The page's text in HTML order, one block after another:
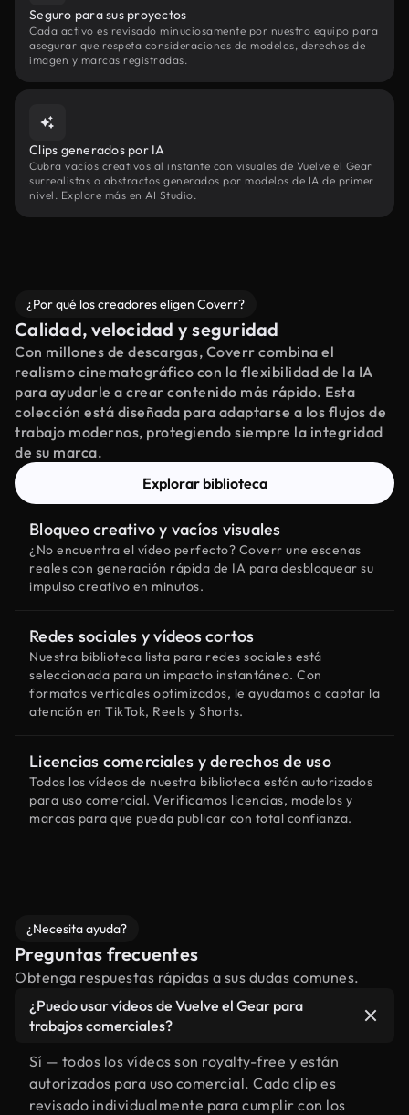
Seguro para sus proyectos
Cada activo es revisado minuciosamente por nuestro equipo para
asegurar que respeta consideraciones de modelos, derechos de
imagen y marcas registradas.
Clips generados por IA
Cubra vacíos creativos al instante con visuales de Vuelve el Gear
surrealistas o abstractos generados por modelos de IA de primer
nivel. Explore más en AI Studio.
¿Por qué los creadores eligen Coverr?
Calidad, velocidad y seguridad
Con millones de descargas, Coverr combina el
realismo cinematográfico con la flexibilidad de la IA
para ayudarle a crear contenido más rápido. Esta
colección está diseñada para adaptarse a los flujos de
trabajo modernos, protegiendo siempre la integridad
de su marca.
Explorar biblioteca
Bloqueo creativo y vacíos visuales
¿No encuentra el vídeo perfecto? Coverr une escenas
reales con generación rápida de IA para desbloquear su
impulso creativo en minutos.
Redes sociales y vídeos cortos
Nuestra biblioteca lista para redes sociales está
seleccionada para un impacto instantáneo. Con
formatos verticales optimizados, le ayudamos a captar la
atención en TikTok, Reels y Shorts.
Licencias comerciales y derechos de uso
Todos los vídeos de nuestra biblioteca están autorizados
para uso comercial. Verificamos licencias, modelos y
marcas para que pueda publicar con total confianza.
¿Necesita ayuda?
Preguntas frecuentes
Obtenga respuestas rápidas a sus dudas comunes.
¿Puedo usar vídeos de Vuelve el Gear para
trabajos comerciales?
Sí — todos los vídeos son royalty-free y están
autorizados para uso comercial. Cada clip es
revisado individualmente para cumplir con los